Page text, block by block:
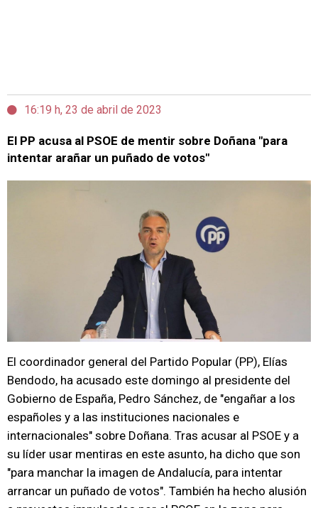
16:19 h, 23 de abril de 2023
El PP acusa al PSOE de mentir sobre Doñana "para
intentar arañar un puñado de votos"
El coordinador general del Partido Popular (PP), Elías
Bendodo, ha acusado este domingo al presidente del
Gobierno de España, Pedro Sánchez, de "engañar a los
españoles y a las instituciones nacionales e
internacionales" sobre Doñana. Tras acusar al PSOE y a
su líder usar mentiras en este asunto, ha dicho que son
"para manchar la imagen de Andalucía, para intentar
arrancar un puñado de votos". También ha hecho alusión